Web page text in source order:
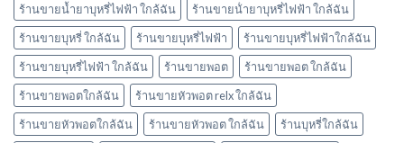
ร้านขายน้ำยาบุหรี่ไฟฟ้า ใกล้ฉัน
ร้านขายน้ํายาบุหรี่ไฟฟ้า ใกล้ฉัน
ร้านขายบุหรี่ ใกล้ฉัน
ร้านขายบุหรี่ไฟฟ้า
ร้านขายบุหรี่ไฟฟ้าใกล้ฉัน
ร้านขายบุหรี่ไฟฟ้า ใกล้ฉัน
ร้านขายพอต
ร้านขายพอต ใกล้ฉัน
ร้านขายพอตใกล้ฉัน
ร้านขายหัวพอต relx ใกล้ฉัน
ร้านขายหัวพอตใกล้ฉัน
ร้านขายหัวพอต ใกล้ฉัน
ร้านบุหรี่ใกล้ฉัน